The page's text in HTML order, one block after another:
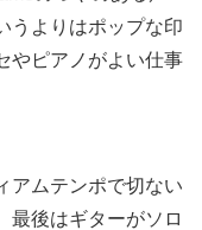
うよりはポップな印
やピアノがよい仕事
アムテンポで切ない
最後はギターがソロ